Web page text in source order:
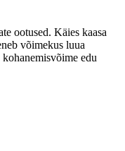
ootused. Käies kaasa
võimekus luua
edu